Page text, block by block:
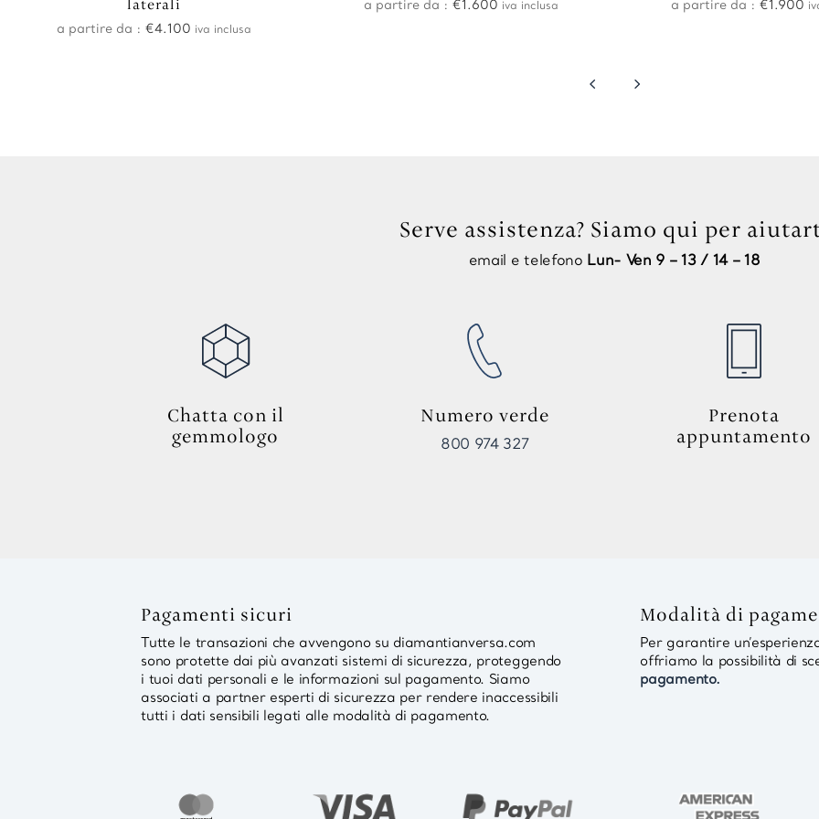
laterali
a partire da : €4.100 iva inclusa
a partire da : €1.600 iva inclusa a partire da : €1.900
4 5
Serve assistenza? Siamo qui per
email e telefono Lun- Ven 9 – 13 / 14 – 18
Chatta con il
gemmologo
Numero verde
800 974 327
Prenota
appuntamento
Pagamenti sicuri
Tutte le transazioni che avvengono su diamantianversa.com
sono protette dai più avanzati sistemi di sicurezza, proteggendo
i tuoi dati personali e le informazioni sul pagamento. Siamo
associati a partner esperti di sicurezza per rendere inaccessibili
tutti i dati sensibili legati alle modalità di pagamento.
Modalità di
Per garantire
offriamo la possibilità di
pagamento.